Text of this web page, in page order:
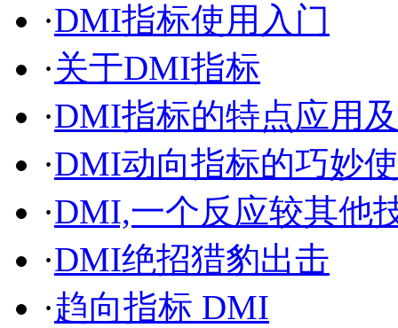
·DMI指标使用入门
·关于DMI指标
·DMI指标的特点应用
·DMI动向指标的巧妙
·DMI,一个反应较其他
·DMI绝招猎豹出击
·趋向指标 DMI